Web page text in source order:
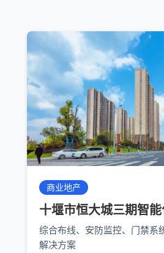
商业地产
十堰市恒大城三期智
综合布线、安防监控、门禁系
解决方案